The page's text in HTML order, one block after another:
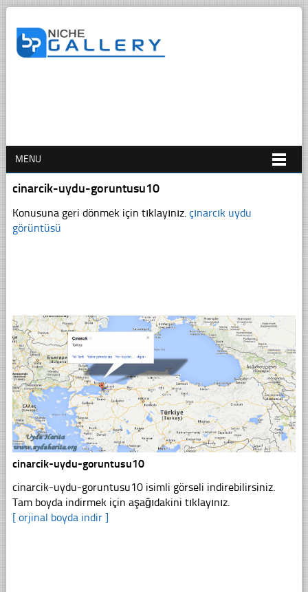
MENU
cinarcik-uydu-goruntusu10
Konusuna geri dönmek için tıklayınız. çınarcık uydu
görüntüsü
cinarcik-uydu-goruntusu10
cinarcik-uydu-goruntusu10 isimli görseli indirebilirsiniz.
Tam boyda indirmek için aşağıdakini tıklayınız.
[ orjinal boyda indir ]